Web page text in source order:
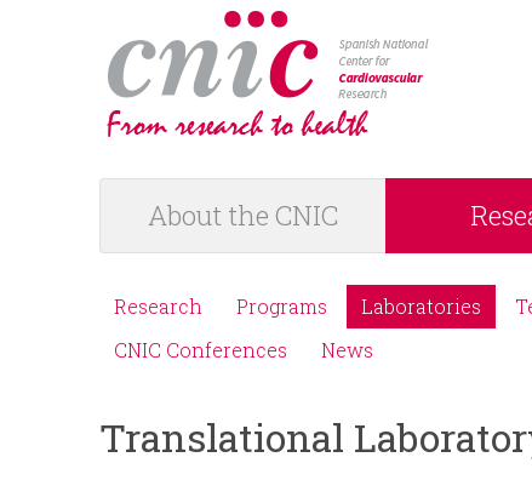
a
About the CNIC
M
n
Research Programs Laboratories
CNIC Conferences
News
Translational